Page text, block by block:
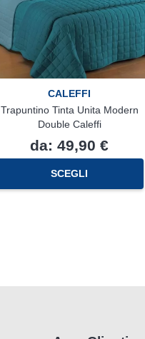
CALEFFI
Trapuntino Tinta Unita Modern
Double Caleffi
da: 49,90 €
SCEGLI